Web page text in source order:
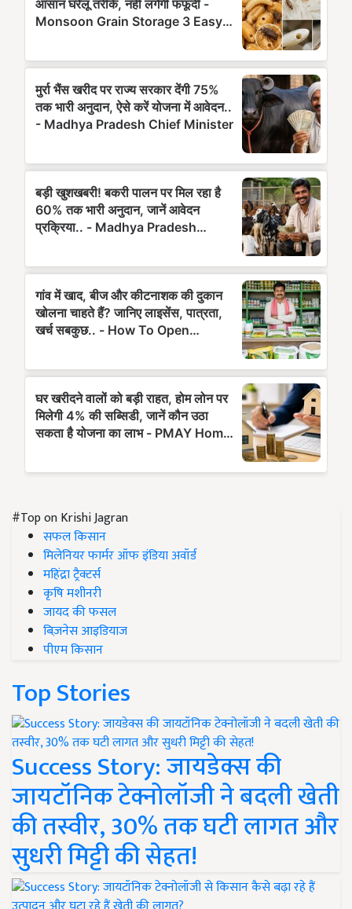
#Top on Krishi Jagran
सफल किसान
मिलेनियर फार्मर ऑफ इंडिया अवॉर्ड
महिंद्रा ट्रैक्टर्स
कृषि मशीनरी
जायद की फसल
बिज़नेस आइडियाज
पीएम किसान
Top Stories
Success Story: जायडेक्स की
जायटॉनिक टेक्नोलॉजी ने बदली खेती
की तस्वीर, 30% तक घटी लागत और
सुधरी मिट्टी की सेहत!